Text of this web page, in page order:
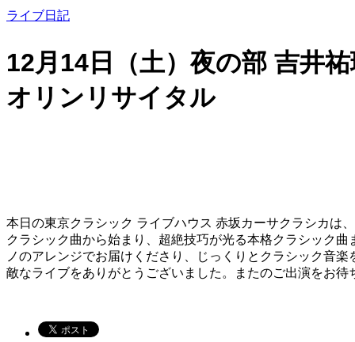
ライブ日記
12月14日（土）夜の部 吉井
オリンリサイタル
本日の東京クラシック ライブハウス 赤坂カーサクラシカは
クラシック曲から始まり、超絶技巧が光る本格クラシック
ノのアレンジでお届けくださり、じっくりとクラシック音
敵なライブをありがとうございました。またのご出演をお待